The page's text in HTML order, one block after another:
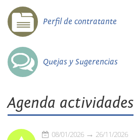
Perfil de contratante
Quejas y Sugerencias
Agenda actividades
08/01/2026 26/11/2026